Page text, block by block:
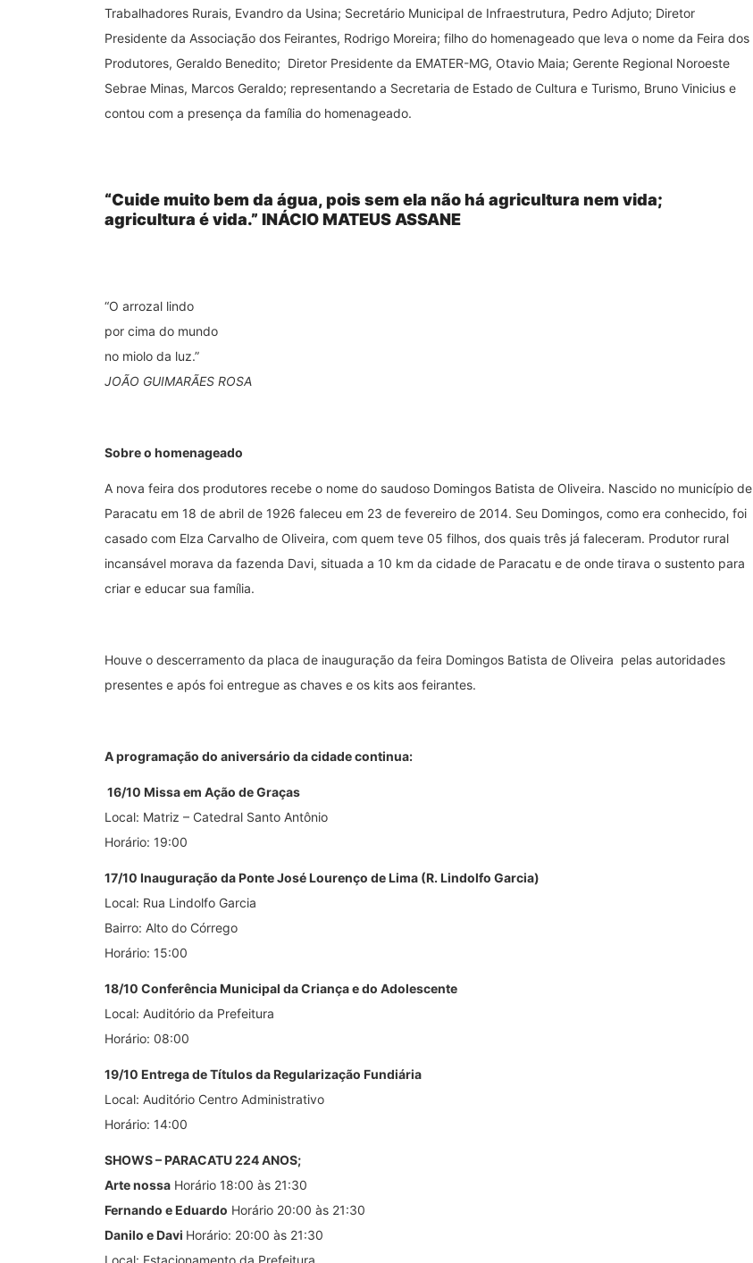
Trabalhadores Rurais, Evandro da Usina; Secretário Municipal de Infraestrutura, Pedro Adjuto; Diretor
Presidente da Associação dos Feirantes, Rodrigo Moreira; filho do homenageado que leva o nome da Feira dos
Produtores, Geraldo Benedito; Diretor Presidente da EMATER-MG, Otavio Maia; Gerente Regional Noroeste
Sebrae Minas, Marcos Geraldo; representando a Secretaria de Estado de Cultura e Turismo, Bruno Vinicius e
contou com a presença da família do homenageado.
“Cuide muito bem da água, pois sem ela não há agricultura nem vida;
agricultura é vida.” INÁCIO MATEUS ASSANE
“O arrozal lindo
por cima do mundo
no miolo da luz.”
JOÃO GUIMARÃES ROSA
Sobre o homenageado
A nova feira dos produtores recebe o nome do saudoso Domingos Batista de Oliveira. Nascido no município de
Paracatu em 18 de abril de 1926 faleceu em 23 de fevereiro de 2014. Seu Domingos, como era conhecido, foi
casado com Elza Carvalho de Oliveira, com quem teve 05 filhos, dos quais três já faleceram. Produtor rural
incansável morava da fazenda Davi, situada a 10 km da cidade de Paracatu e de onde tirava o sustento para
criar e educar sua família.
Houve o descerramento da placa de inauguração da feira Domingos Batista de Oliveira pelas autoridades
presentes e após foi entregue as chaves e os kits aos feirantes.
A programação do aniversário da cidade continua:
16/10 Missa em Ação de Graças
Local: Matriz – Catedral Santo Antônio
Horário: 19:00
17/10 Inauguração da Ponte José Lourenço de Lima (R. Lindolfo Garcia)
Local: Rua Lindolfo Garcia
Bairro: Alto do Córrego
Horário: 15:00
18/10 Conferência Municipal da Criança e do Adolescente
Local: Auditório da Prefeitura
Horário: 08:00
19/10 Entrega de Títulos da Regularização Fundiária
Local: Auditório Centro Administrativo
Horário: 14:00
SHOWS – PARACATU 224 ANOS;
Arte nossa Horário 18:00 às 21:30
Fernando e Eduardo Horário 20:00 às 21:30
Danilo e Davi Horário: 20:00 às 21:30
Local: Estacionamento da Prefeitura